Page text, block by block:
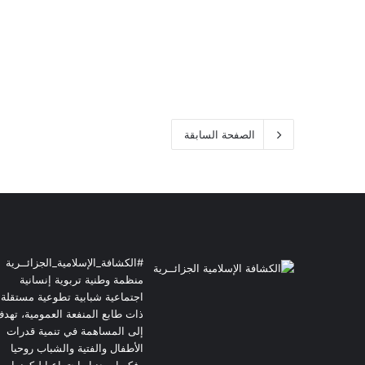
الصفحة السابقة
#الكشافة_الإسلامية_الجزائــرية
منظمة وطنية تربوية إنسانية
اجتماعية شبابية تطوعية مستقلة
ذات طابع المنفعة العمومية،
إلى المساهمة في تنمية قدرات
الأطفال والفتية والشباب روحيا